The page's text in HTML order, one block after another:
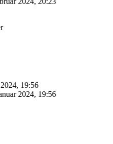
19:56
2024, 19:56